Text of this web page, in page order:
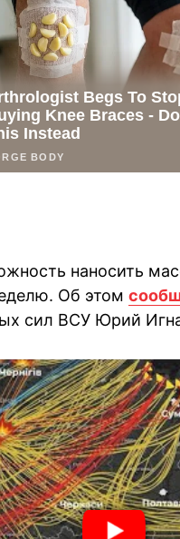
наносить
Об этом
сил ВСУ Юрий